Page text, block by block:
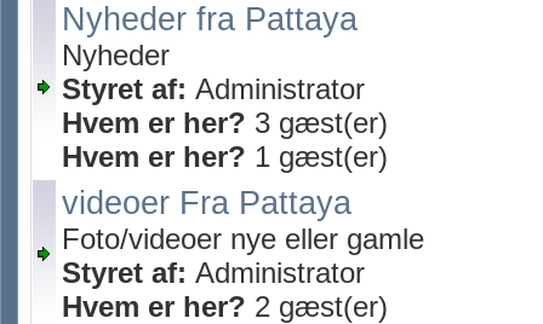
Nyheder fra Pattaya
Nyheder
Styret af: Administrator
Hvem er her? 3 gæst(er)
Hvem er her? 1 gæst(er)
videoer Fra Pattaya
Foto/videoer nye eller gamle
Styret af: Administrator
Hvem er her? 2 gæst(er)